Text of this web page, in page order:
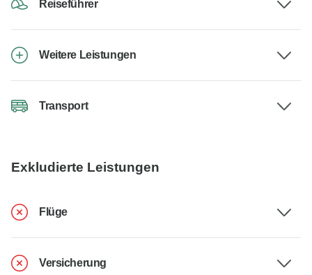
Reiseführer
Weitere Leistungen
Transport
Exkludierte Leistungen
Flüge
Versicherung